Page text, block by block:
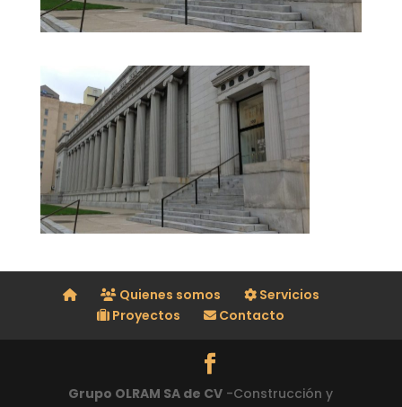
Quienes somos
Servicios
Proyectos
Contacto
Grupo OLRAM SA de CV -Construcción y